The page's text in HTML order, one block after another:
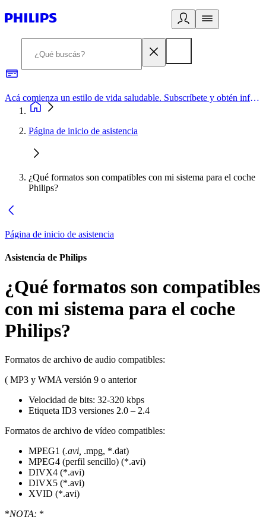
Acá comienza un estilo de vida saludable. Subscríbete y obtén información de primera mano
Página de inicio de asistencia
¿Qué formatos son compatibles con mi sistema para el coche
Philips?
Página de inicio de asistencia
Asistencia de Philips
¿Qué formatos son compatibles
con mi sistema para el coche
Philips?
Formatos de archivo de audio compatibles:
( MP3 y WMA versión 9 o anterior
Velocidad de bits: 32-320 kbps
Etiqueta ID3 versiones 2.0 – 2.4
Formatos de archivo de vídeo compatibles:
MPEG1 (.avi, .mpg, *.dat)
MPEG4 (perfil sencillo) (*.avi)
DIVX4 (*.avi)
DIVX5 (*.avi)
XVID (*.avi)
*NOTA: *